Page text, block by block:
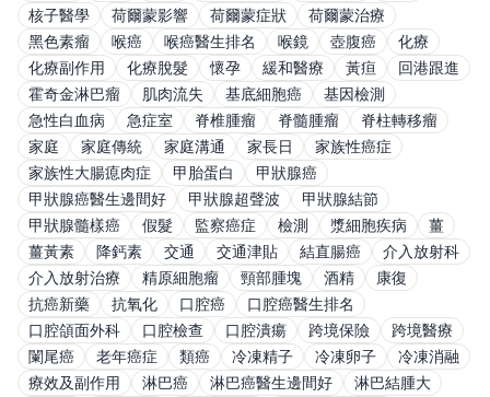
核子醫學
荷爾蒙影響 荷爾蒙症狀
荷爾蒙治療
黑色素瘤
喉癌 喉癌醫生排名 喉鏡 壺腹癌
化療
化療副作用
化療脫髮 懷孕 緩和醫療 黃疸
回港跟進
霍奇金淋巴瘤
肌肉流失 基底細胞癌
基因檢測
急性白血病
急症室 脊椎腫瘤 脊髓腫瘤
脊柱轉移瘤
家庭
家庭傳統 家庭溝通 家長日
家族性癌症
家族性大腸瘜肉症
甲胎蛋白
甲狀腺癌
甲狀腺癌醫生邊間好
甲狀腺超聲波
甲狀腺結節
甲狀腺髓樣癌
假髮 監察癌症 檢測 漿細胞疾病
薑
薑黃素
降鈣素 交通 交通津貼 結直腸癌
介入放射科
介入放射治療
精原細胞瘤 頸部腫塊 酒精
康復
抗癌新藥
抗氧化 口腔癌
口腔癌醫生排名
口腔頜面外科
口腔檢查 口腔潰瘍 跨境保險
跨境醫療
闌尾癌
老年癌症 類癌 冷凍精子 冷凍卵子
冷凍消融
療效及副作用
淋巴癌 淋巴癌醫生邊間好
淋巴結腫大